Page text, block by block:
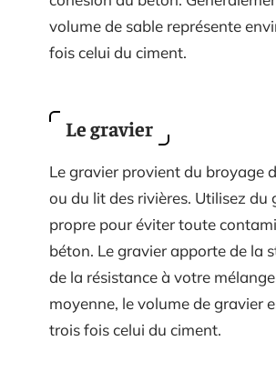
volume de sable représente
fois celui du ciment.
Le gravier
Le gravier provient du broyage
ou du lit des rivières. Utilisez du
propre pour éviter toute
béton. Le gravier apporte de la
de la résistance à votre
moyenne, le volume de gravier
trois fois celui du ciment.